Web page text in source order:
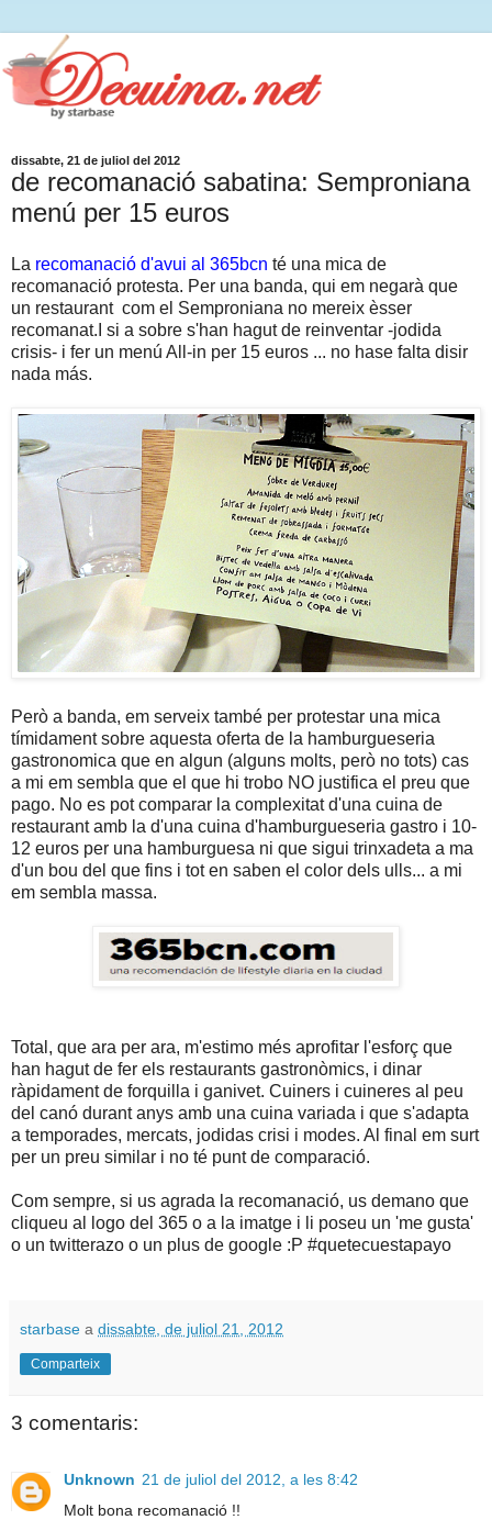
dissabte, 21 de juliol del 2012
de recomanació sabatina: Semproniana
menú per 15 euros
La recomanació d'avui al 365bcn té una mica de
recomanació protesta. Per una banda, qui em negarà que
un restaurant com el Semproniana no mereix èsser
recomanat.I si a sobre s'han hagut de reinventar -jodida
crisis- i fer un menú All-in per 15 euros ... no hase falta disir
nada más.
Però a banda, em serveix també per protestar una mica
tímidament sobre aquesta oferta de la hamburgueseria
gastronomica que en algun (alguns molts, però no tots) cas
a mi em sembla que el que hi trobo NO justifica el preu que
pago. No es pot comparar la complexitat d'una cuina de
restaurant amb la d'una cuina d'hamburgueseria gastro i 10-
12 euros per una hamburguesa ni que sigui trinxadeta a ma
d'un bou del que fins i tot en saben el color dels ulls... a mi
em sembla massa.
Total, que ara per ara, m'estimo més aprofitar l'esforç que
han hagut de fer els restaurants gastronòmics, i dinar
ràpidament de forquilla i ganivet. Cuiners i cuineres al peu
del canó durant anys amb una cuina variada i que s'adapta
a temporades, mercats, jodidas crisi i modes. Al final em surt
per un preu similar i no té punt de comparació.
Com sempre, si us agrada la recomanació, us demano que
cliqueu al logo del 365 o a la imatge i li poseu un 'me gusta'
o un twitterazo o un plus de google :P #quetecuestapayo
starbase a dissabte, de juliol 21, 2012
Comparteix
3 comentaris:
Unknown 21 de juliol del 2012, a les 8:42
Molt bona recomanació !!